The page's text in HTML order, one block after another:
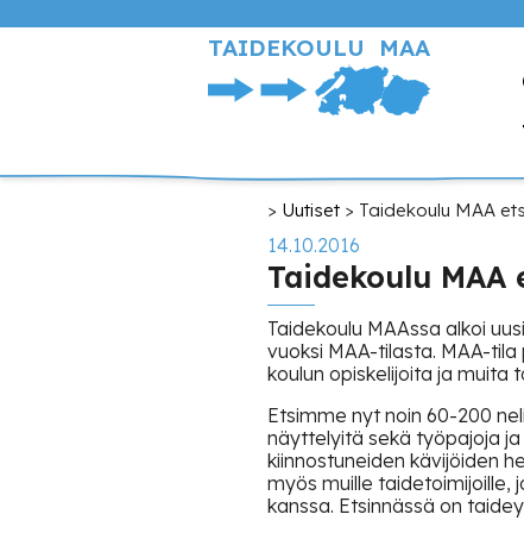
TAIDEKOULU MAA
Murupolku
Uutiset Taidekoulu MAA
14.10.2016
Taidekoulu MAA
Taidekoulu MAAssa alkoi
vuoksi MAA-tilasta. MAA-
koulun opiskelijoita ja muita
Etsimme nyt noin 60-200
näyttelyitä sekä työpajoja ja
kiinnostuneiden kävijöiden
myös muille taidetoimijoille,
kanssa. Etsinnässä on